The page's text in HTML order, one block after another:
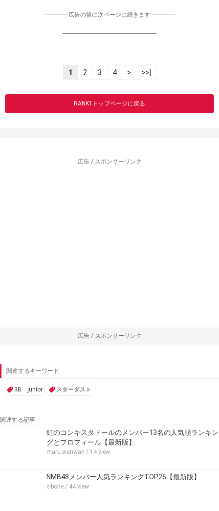
-----------------広告の後に次ページに続きます-----------------
----------------------------------------------------------------
1 2 3 4 > >>|
RANK1トップページに戻る
広告 / スポンサーリンク
広告 / スポンサーリンク
関連するキーワード
3B junior スターダスト
関連する記事
虹のコンキスタドールのメンバー13名の人気順ランキン
グとプロフィール【最新版】
maru.wanwan / 14 view
NMB48メンバー人気ランキングTOP26【最新版】
cibone / 44 view